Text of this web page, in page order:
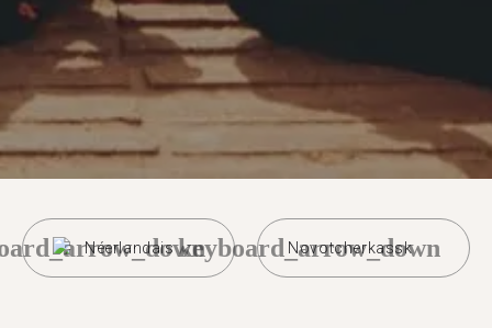
Néerlandais Novotcherkassk
keyboard_arrow_down